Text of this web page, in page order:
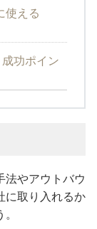
使える
功ポイン
法やアウトバウ
に取り入れるか